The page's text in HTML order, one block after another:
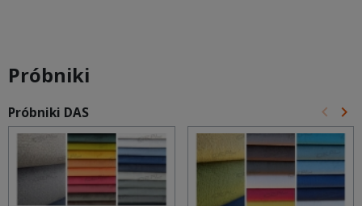
Próbniki
Próbniki DAS keyboard_arrow_left keyboard_arrow_right